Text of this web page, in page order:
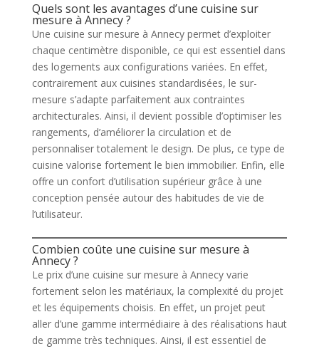
Quels sont les avantages d’une cuisine sur
mesure à Annecy ?
Une cuisine sur mesure à Annecy permet d’exploiter
chaque centimètre disponible, ce qui est essentiel dans
des logements aux configurations variées. En effet,
contrairement aux cuisines standardisées, le sur-
mesure s’adapte parfaitement aux contraintes
architecturales. Ainsi, il devient possible d’optimiser les
rangements, d’améliorer la circulation et de
personnaliser totalement le design. De plus, ce type de
cuisine valorise fortement le bien immobilier. Enfin, elle
offre un confort d’utilisation supérieur grâce à une
conception pensée autour des habitudes de vie de
l’utilisateur.
Combien coûte une cuisine sur mesure à
Annecy ?
Le prix d’une cuisine sur mesure à Annecy varie
fortement selon les matériaux, la complexité du projet
et les équipements choisis. En effet, un projet peut
aller d’une gamme intermédiaire à des réalisations haut
de gamme très techniques. Ainsi, il est essentiel de